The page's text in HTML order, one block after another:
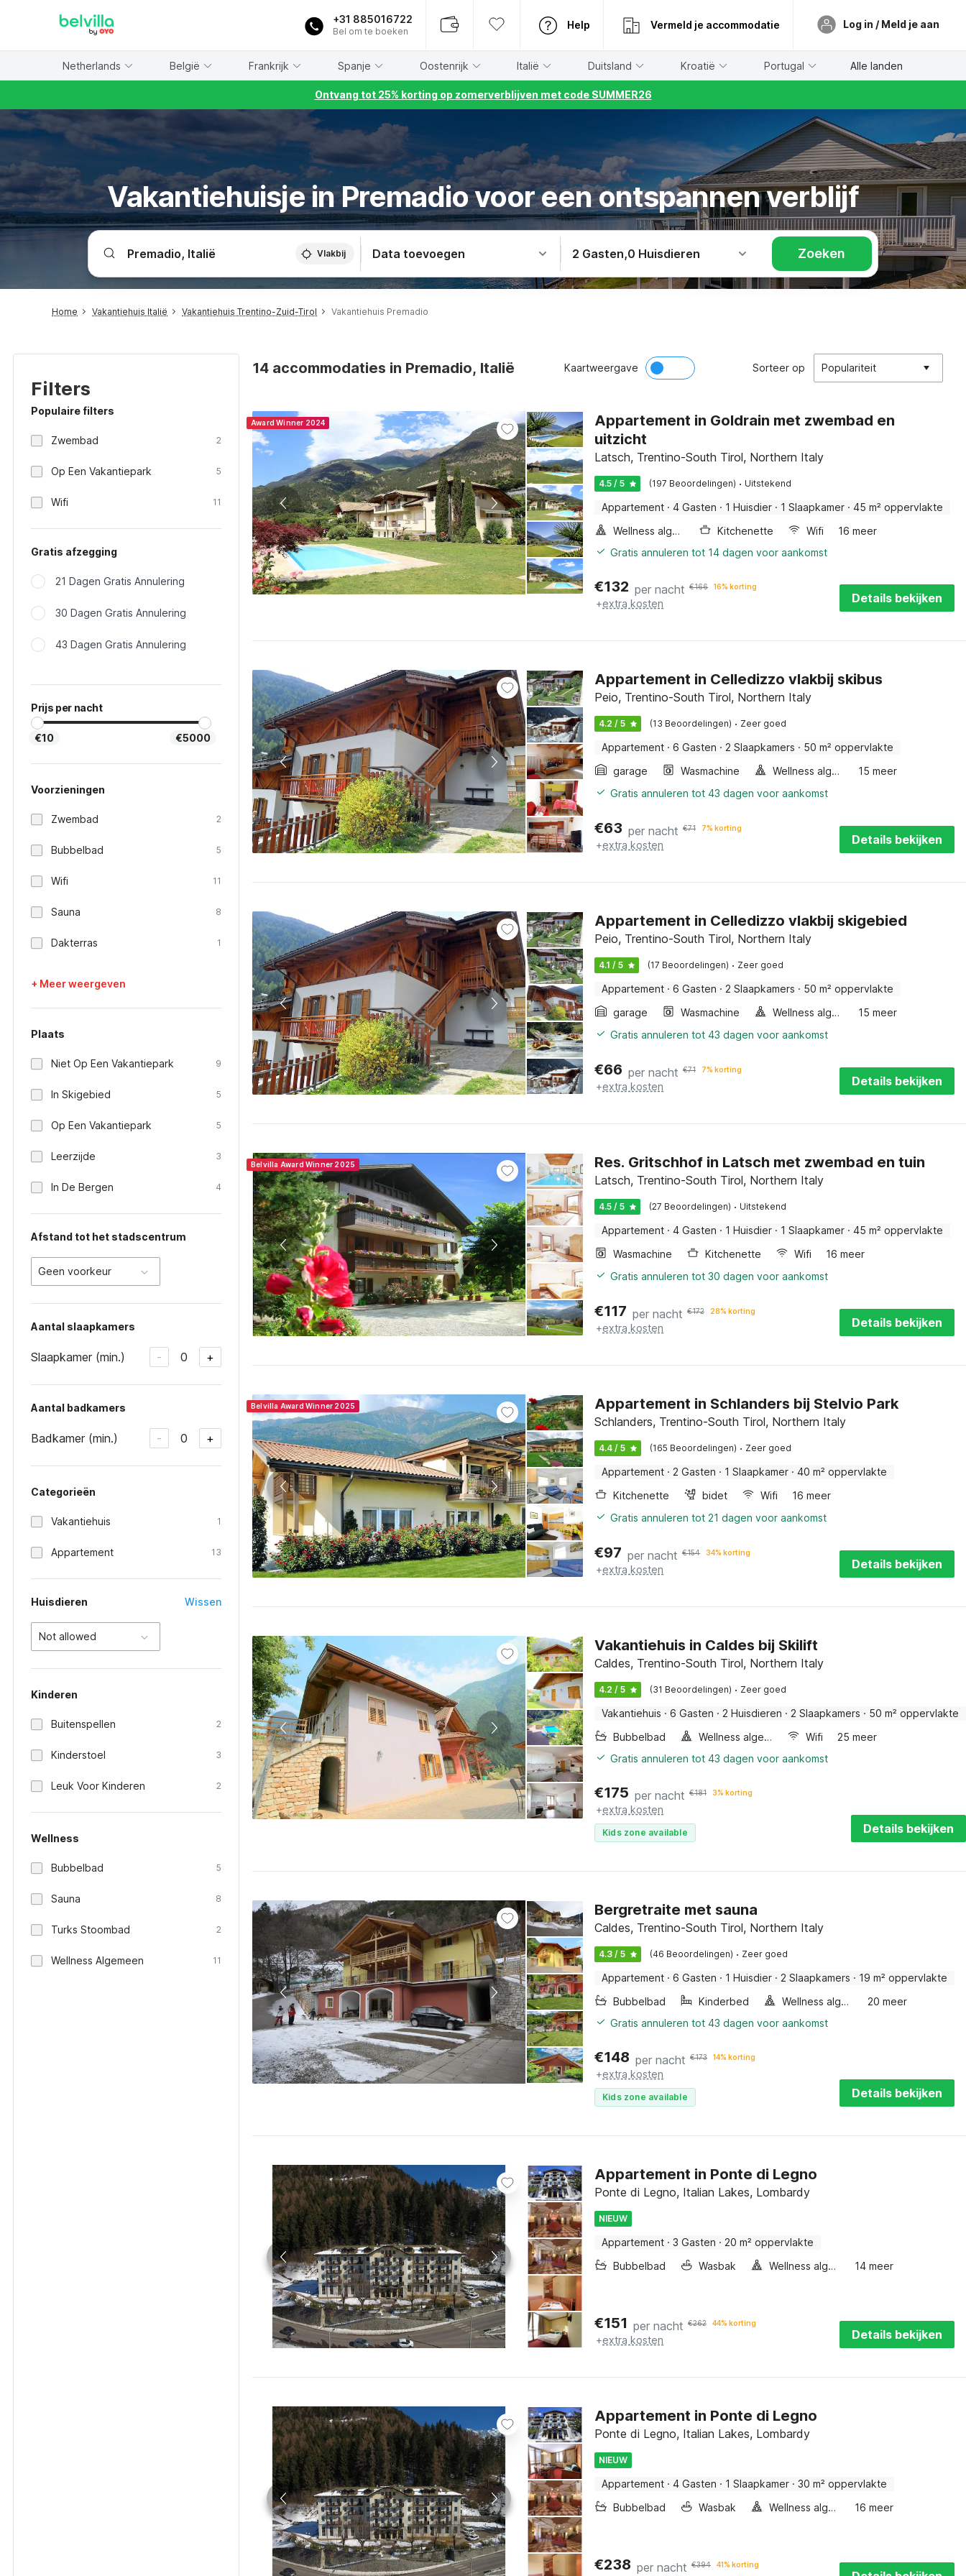
+31 885016722
Bel om te boeken
Help Vermeld je accommodatie Log in / Meld je aan
Netherlands België Frankrijk Spanje Oostenrijk Italië Duitsland Kroatië Portugal Alle landen
Ontvang tot 25% korting op zomerverblijven met code SUMMER26
Vakantiehuisje in Premadio voor een ontspannen verblijf
Vlakbij Data toevoegen 2 Gasten,0 Huisdieren Zoeken
Home Vakantiehuis Italië Vakantiehuis Trentino-Zuid-Tirol Vakantiehuis Premadio
Filters
Populaire filters
Zwembad 2
Op Een Vakantiepark 5
Wifi 11
Gratis afzegging
21 Dagen Gratis Annulering
30 Dagen Gratis Annulering
43 Dagen Gratis Annulering
Prijs per nacht
€10 €5000
Voorzieningen
Zwembad 2
Bubbelbad 5
Wifi 11
Sauna 8
Dakterras 1
+ Meer weergeven
Plaats
Niet Op Een Vakantiepark 9
In Skigebied 5
Op Een Vakantiepark 5
Leerzijde 3
In De Bergen 4
Afstand tot het stadscentrum
Geen voorkeur
Aantal slaapkamers
Slaapkamer (min.) - 0 +
Aantal badkamers
Badkamer (min.) - 0 +
Categorieën
Vakantiehuis 1
Appartement 13
Huisdieren Wissen
Not allowed
Kinderen
Buitenspellen 2
Kinderstoel 3
Leuk Voor Kinderen 2
Wellness
Bubbelbad 5
Sauna 8
Turks Stoombad 2
Wellness Algemeen 11
14 accommodaties in Premadio, Italië Kaartweergave Sorteer op Populariteit
Award Winner 2024
Appartement in Goldrain met zwembad en
uitzicht
Latsch, Trentino-South Tirol, Northern Italy
4.5 / 5 (197 Beoordelingen) · Uitstekend
Appartement · 4 Gasten · 1 Huisdier · 1 Slaapkamer · 45 m² oppervlakte
Wellness algemeen
Kitchenette Wifi
16 meer
Gratis annuleren tot 14 dagen voor aankomst
€132 per nacht €166 16% korting
+extra kosten Details bekijken
Appartement in Celledizzo vlakbij skibus
Peio, Trentino-South Tirol, Northern Italy
4.2 / 5 (13 Beoordelingen) · Zeer goed
Appartement · 6 Gasten · 2 Slaapkamers · 50 m² oppervlakte
garage
Wasmachine Wellness algemeen
15 meer
Gratis annuleren tot 43 dagen voor aankomst
€63 per nacht €71 7% korting
+extra kosten Details bekijken
Appartement in Celledizzo vlakbij skigebied
Peio, Trentino-South Tirol, Northern Italy
4.1 / 5 (17 Beoordelingen) · Zeer goed
Appartement · 6 Gasten · 2 Slaapkamers · 50 m² oppervlakte
garage
Wasmachine Wellness algemeen
15 meer
Gratis annuleren tot 43 dagen voor aankomst
€66 per nacht €71 7% korting
+extra kosten Details bekijken
Belvilla Award Winner 2025 Res. Gritschhof in Latsch met zwembad en tuin
Latsch, Trentino-South Tirol, Northern Italy
4.5 / 5 (27 Beoordelingen) · Uitstekend
Appartement · 4 Gasten · 1 Huisdier · 1 Slaapkamer · 45 m² oppervlakte
Wasmachine
Kitchenette Wifi
16 meer
Gratis annuleren tot 30 dagen voor aankomst
€117 per nacht €172 28% korting
+extra kosten Details bekijken
Belvilla Award Winner 2025 Appartement in Schlanders bij Stelvio Park
Schlanders, Trentino-South Tirol, Northern Italy
4.4 / 5 (165 Beoordelingen) · Zeer goed
Appartement · 2 Gasten · 1 Slaapkamer · 40 m² oppervlakte
Kitchenette
bidet Wifi
16 meer
Gratis annuleren tot 21 dagen voor aankomst
€97 per nacht €154 34% korting
+extra kosten Details bekijken
Vakantiehuis in Caldes bij Skilift
Caldes, Trentino-South Tirol, Northern Italy
4.2 / 5 (31 Beoordelingen) · Zeer goed
Vakantiehuis · 6 Gasten · 2 Huisdieren · 2 Slaapkamers · 50 m² oppervlakte
Bubbelbad
Wellness algemeen Wifi
25 meer
Gratis annuleren tot 43 dagen voor aankomst
€175 per nacht €181 3% korting
+extra kosten
Kids zone available Details bekijken
Bergretraite met sauna
Caldes, Trentino-South Tirol, Northern Italy
4.3 / 5 (46 Beoordelingen) · Zeer goed
Appartement · 6 Gasten · 1 Huisdier · 2 Slaapkamers · 19 m² oppervlakte
Bubbelbad
Kinderbed Wellness algemeen
20 meer
Gratis annuleren tot 43 dagen voor aankomst
€148 per nacht €173 14% korting
+extra kosten
Kids zone available Details bekijken
Appartement in Ponte di Legno
Ponte di Legno, Italian Lakes, Lombardy
NIEUW
Appartement · 3 Gasten · 20 m² oppervlakte
Bubbelbad
Wasbak Wellness algemeen 14 meer
€151 per nacht €262 44% korting
+extra kosten Details bekijken
Appartement in Ponte di Legno
Ponte di Legno, Italian Lakes, Lombardy
NIEUW
Appartement · 4 Gasten · 1 Slaapkamer · 30 m² oppervlakte
Bubbelbad
Wasbak Wellness algemeen 16 meer
€238 per nacht €394 41% korting